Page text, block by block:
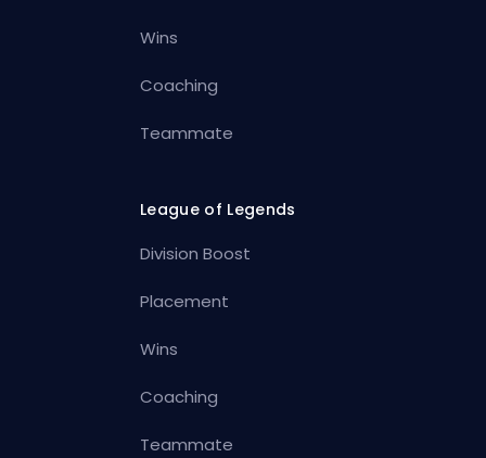
Wins
Coaching
Teammate
League of Legends
Division Boost
Placement
Wins
Coaching
Teammate